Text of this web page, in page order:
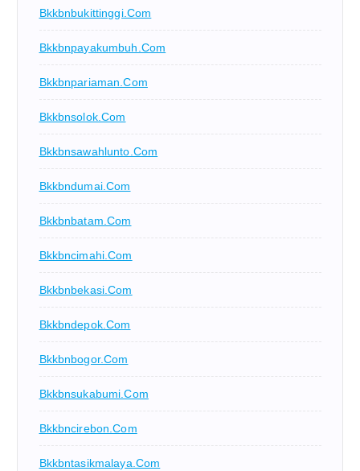
Bkkbnbukittinggi.com
Bkkbnpayakumbuh.com
Bkkbnpariaman.com
Bkkbnsolok.com
Bkkbnsawahlunto.com
Bkkbndumai.com
Bkkbnbatam.com
Bkkbncimahi.com
Bkkbnbekasi.com
Bkkbndepok.com
Bkkbnbogor.com
Bkkbnsukabumi.com
Bkkbncirebon.com
Bkkbntasikmalaya.com